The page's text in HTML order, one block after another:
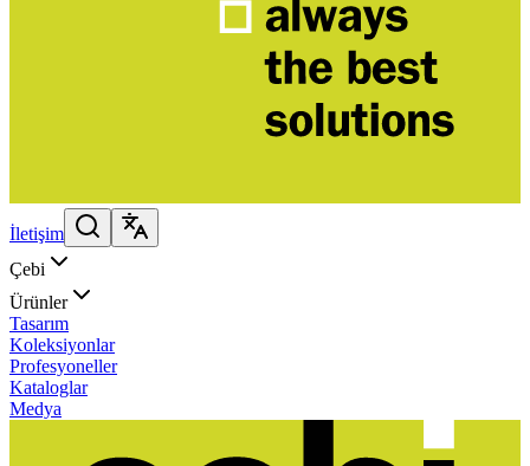
İletişim
Çebi
Ürünler
Tasarım
Koleksiyonlar
Profesyoneller
Kataloglar
Medya